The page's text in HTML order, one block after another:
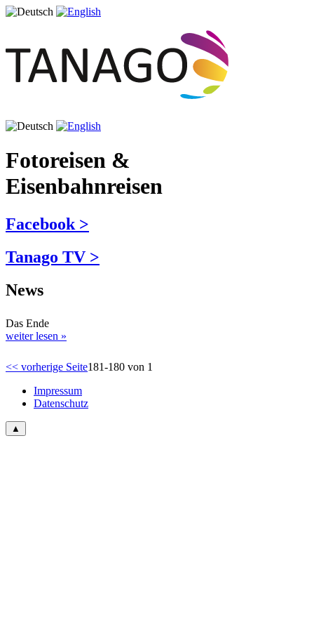
Fotoreisen &
Eisenbahnreisen
Facebook >
Tanago TV >
News
Das Ende
weiter lesen »
<< vorherige Seite181-180 von 1
Impressum
Datenschutz
▲